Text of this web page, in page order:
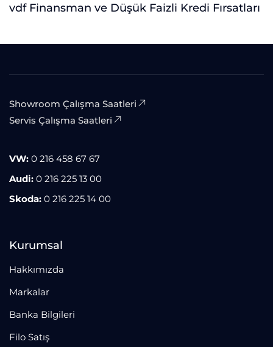
vdf Finansman ve Düşük Faizli Kredi Fırsatları
Showroom Çalışma Saatleri
Servis Çalışma Saatleri
VW: 0 216 458 67 67
Audi: 0 216 225 13 00
Skoda: 0 216 225 14 00
Kurumsal
Hakkımızda
Markalar
Banka Bilgileri
Filo Satış